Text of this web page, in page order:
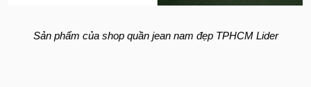
Sản phẩm của shop quần jean nam đẹp TPHCM Lider